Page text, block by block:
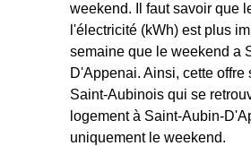
weekend. Il faut savoir que
l'électricité (kWh) est plus
semaine que le weekend a
D'Appenai. Ainsi, cette offre
Saint-Aubinois qui se
logement à Saint-Aubin-
uniquement le weekend.